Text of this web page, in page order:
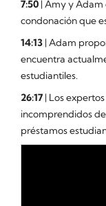
7:50 | Amy y Adam
condonación que
14:13 | Adam
encuentra
estudiantiles.
26:17 | Los
incomprendidos
préstamos